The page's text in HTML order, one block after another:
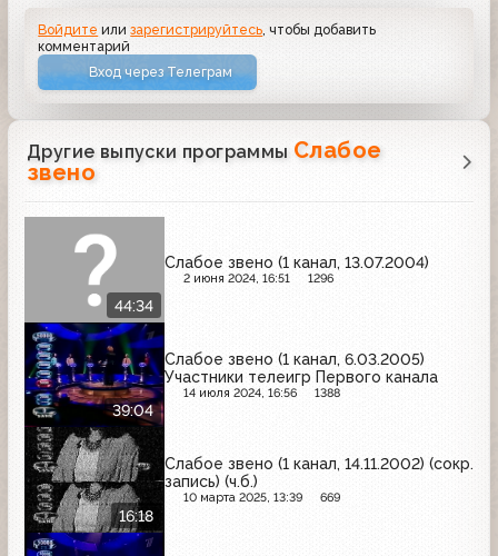
Войдите илизарегистрируйтесь , чтобы добавить
комментарий
Вход через Телеграм
Другие выпуски программы Слабое
звено
44:34
Слабое звено (1 канал, 13.07.2004)
2 июня 2024, 16:51 1296
39:04
Слабое звено (1 канал, 6.03.2005)
Участники телеигр Первого канала
14 июля 2024, 16:56 1388
16:18
Слабое звено (1 канал, 14.11.2002) (сокр.
запись) (ч.б.)
10 марта 2025, 13:39 669